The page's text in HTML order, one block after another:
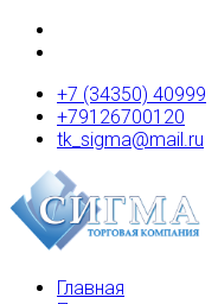
+7 (34350) 40999
+79126700120
tk_sigma@mail.ru
Главная